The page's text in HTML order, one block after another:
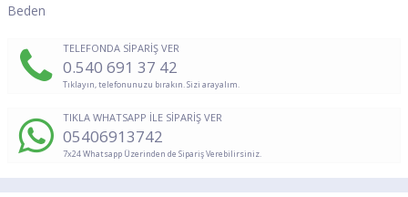
Beden
TELEFONDA SİPARİŞ VER
0.540 691 37 42
Tıklayın, telefonunuzu bırakın. Sizi arayalım.
TIKLA WHATSAPP İLE SİPARİŞ VER
05406913742
7x24 Whatsapp Üzerinden de Sipariş Verebilirsiniz.